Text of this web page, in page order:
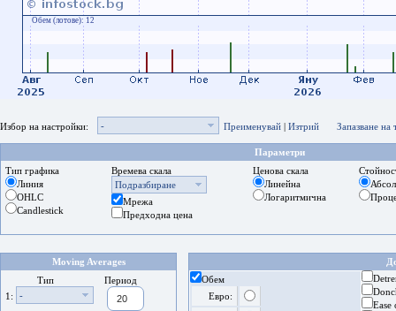
Обем (лотове): 12
Избор на настройки: - Преименувай | Изтрий Запазване на
Параметри
Тип графика
Линия
OHLC
Candlestick
Времева скала
Подразбиране
Мрежа
Предходна цена
Ценова скала
Линейна
Логаритмична
Moving Averages
Тип
Период
1:
-
Обем
Евро:
Ease